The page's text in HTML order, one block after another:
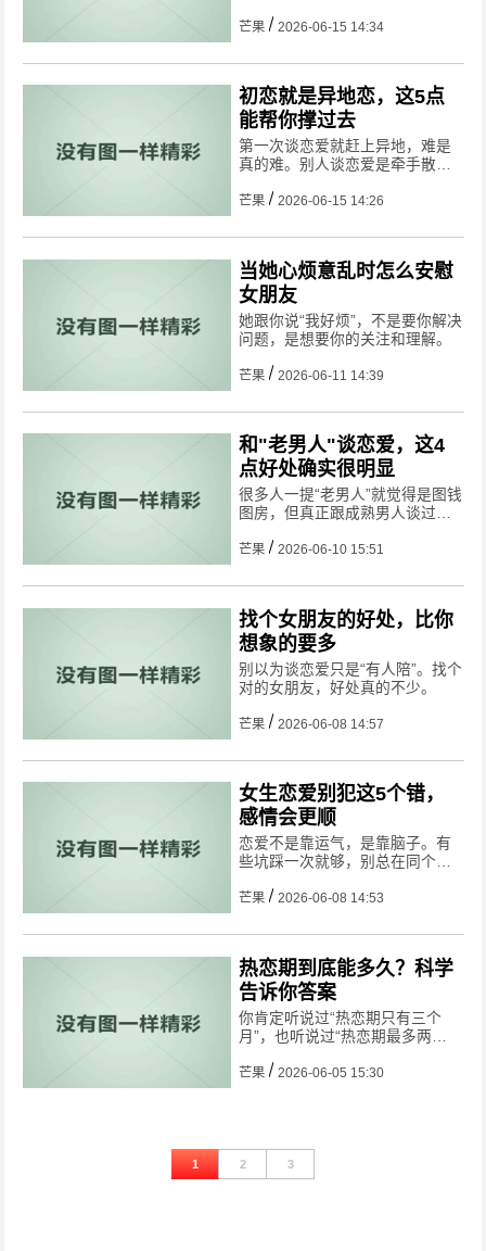
变化。以下总结了女友可能出轨
实际案例进行归类：
芒果 2026-06-15 14:34
初恋就是异地恋，这5点
能帮你撑过去
第一次谈恋爱就赶上异地，难是
真的难。别人谈恋爱是牵手散
去了，你们的感情会比别人更牢
芒果 2026-06-15 14:26
当她心烦意乱时怎么安慰
女朋友
她跟你说“我好烦”，不是要你解决
问题，是想要你的关注和理解。
芒果 2026-06-11 14:39
和"老男人"谈恋爱，这4
点好处确实很明显
很多人一提“老男人”就觉得是图钱
图房，但真正跟成熟男人谈过恋
些。
芒果 2026-06-10 15:51
找个女朋友的好处，比你
想象的要多
别以为谈恋爱只是“有人陪”。找个
对的女朋友，好处真的不少。
芒果 2026-06-08 14:57
女生恋爱别犯这5个错，
感情会更顺
恋爱不是靠运气，是靠脑子。有
些坑踩一次就够，别总在同个地
芒果 2026-06-08 14:53
热恋期到底能多久？科学
告诉你答案
你肯定听说过“热恋期只有三个
月”，也听说过“热恋期最多两
案比你想的长——但也没那么
芒果 2026-06-05 15:30
1 2 3